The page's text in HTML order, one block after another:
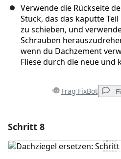
Verwende die Rückseite
Stück, das das kaputte
zu schieben, und
Schrauben
wenn du Dachzement
Fliese durch die neue und
Frag FixBot
Kommentar hinzufügen
Schritt 8